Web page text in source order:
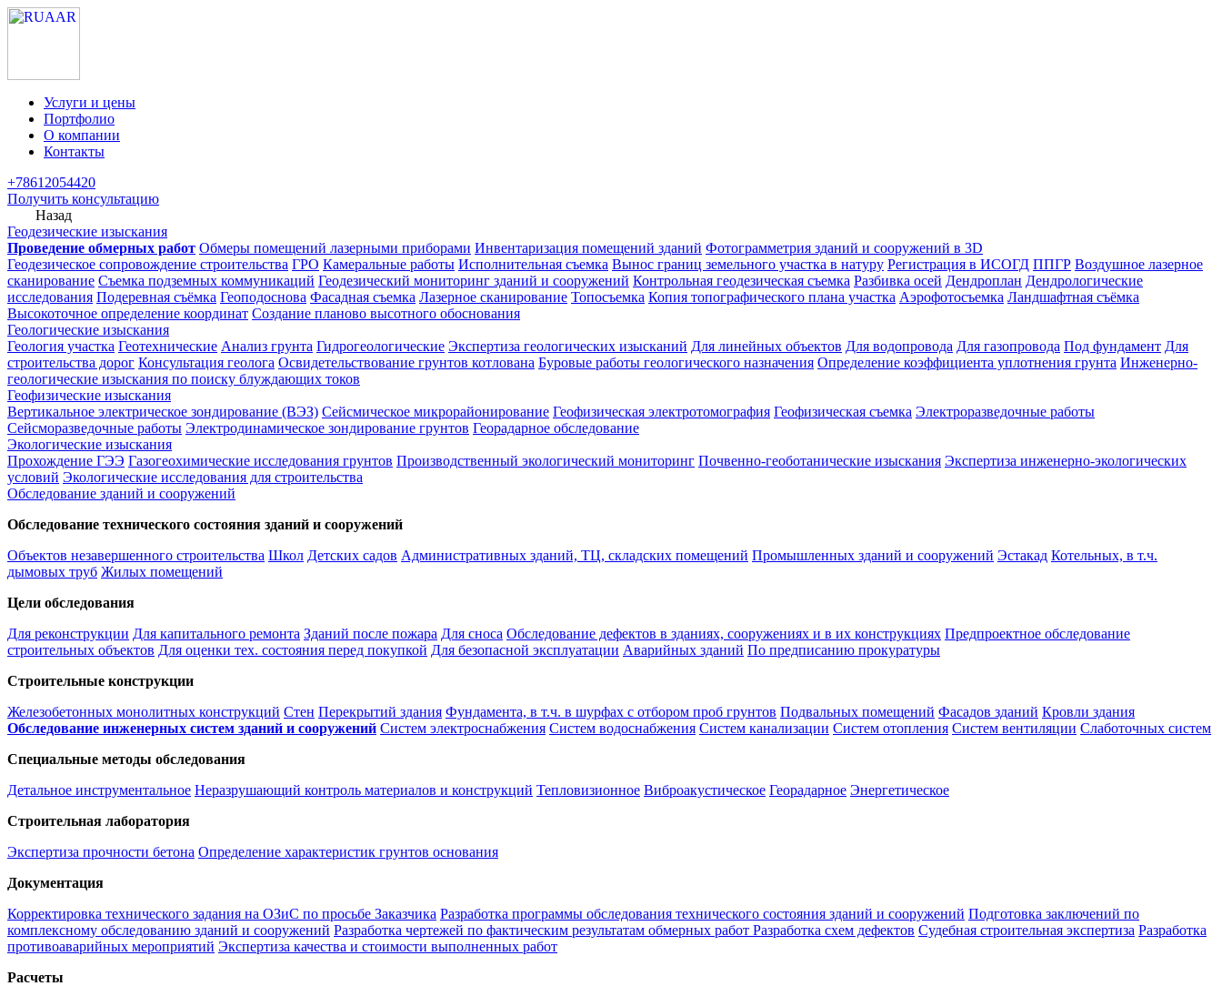
Услуги и цены
Портфолио
О компании
Контакты
+78612054420
Получить консультацию
Назад
Геодезические изыскания
Проведение обмерных работ Обмеры помещений лазерными приборами Инвентаризация помещений зданий Фотограмметрия зданий и сооружений в 3D
Геодезическое сопровождение строительства ГРО Камеральные работы Исполнительная съемка Вынос границ земельного участка в натуру Регистрация в ИСОГД ППГР Воздушное лазерное
сканирование Съемка подземных коммуникаций Геодезический мониторинг зданий и сооружений Контрольная геодезическая съемка Разбивка осей Дендроплан Дендрологические
исследования Подеревная съёмка Геоподоснова Фасадная съемка Лазерное сканирование Топосъемка Копия топографического плана участка Аэрофотосъемка Ландшафтная съёмка
Высокоточное определение координат Создание планово высотного обоснования
Геологические изыскания
Геология участка Геотехнические Анализ грунта Гидрогеологические Экспертиза геологических изысканий Для линейных объектов Для водопровода Для газопровода Под фундамент Для
строительства дорог Консультация геолога Освидетельствование грунтов котлована Буровые работы геологического назначения Определение коэффициента уплотнения грунта Инженерно-
геологические изыскания по поиску блуждающих токов
Геофизические изыскания
Вертикальное электрическое зондирование (ВЭЗ) Сейсмическое микрорайонирование Геофизическая электротомография Геофизическая съемка Электроразведочные работы
Сейсморазведочные работы Электродинамическое зондирование грунтов Георадарное обследование
Экологические изыскания
Прохождение ГЭЭ Газогеохимические исследования грунтов Производственный экологический мониторинг Почвенно-геоботанические изыскания Экспертиза инженерно-экологических
условий Экологические исследования для строительства
Обследование зданий и сооружений
Обследование технического состояния зданий и сооружений
Объектов незавершенного строительства Школ Детских садов Административных зданий, ТЦ, складских помещений Промышленных зданий и сооружений Эстакад Котельных, в т.ч.
дымовых труб Жилых помещений
Цели обследования
Для реконструкции Для капитального ремонта Зданий после пожара Для сноса Обследование дефектов в зданиях, сооружениях и в их конструкциях Предпроектное обследование
строительных объектов Для оценки тех. состояния перед покупкой Для безопасной эксплуатации Аварийных зданий По предписанию прокуратуры
Строительные конструкции
Железобетонных монолитных конструкций Стен Перекрытий здания Фундамента, в т.ч. в шурфах с отбором проб грунтов Подвальных помещений Фасадов зданий Кровли здания
Обследование инженерных систем зданий и сооружений Систем электроснабжения Систем водоснабжения Систем канализации Систем отопления Систем вентиляции Слаботочных систем
Специальные методы обследования
Детальное инструментальное Неразрушающий контроль материалов и конструкций Тепловизионное Виброакустическое Георадарное Энергетическое
Строительная лаборатория
Экспертиза прочности бетона Определение характеристик грунтов основания
Документация
Корректировка технического задания на ОЗиС по просьбе Заказчика Разработка программы обследования технического состояния зданий и сооружений Подготовка заключений по
комплексному обследованию зданий и сооружений Разработка чертежей по фактическим результатам обмерных работ Разработка схем дефектов Судебная строительная экспертиза Разработка
противоаварийных мероприятий Экспертиза качества и стоимости выполненных работ
Расчеты